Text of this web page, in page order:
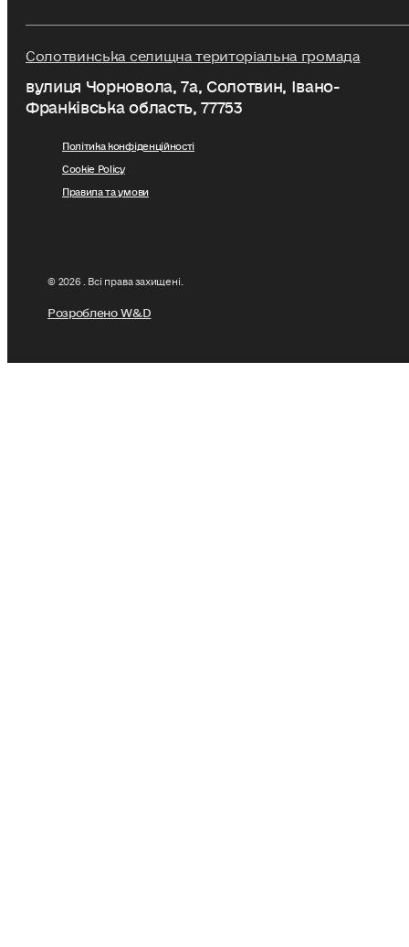
Солотвинська селищна територіальна громада
вулиця Чорновола, 7a, Солотвин, Івано-
Франківська область, 77753
Політика конфіденційності
Cookie Policy
Правила та умови
© 2026 . Всі права захищені.
Розроблено W&D